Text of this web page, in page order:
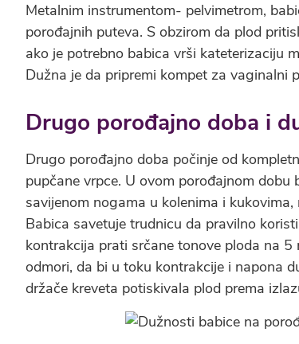
Metalnim instrumentom- pelvimetrom,
porođajnih puteva. S obzirom da plod
ako je potrebno babica vrši kateterizaciju
Dužna je da pripremi kompet za vaginalni
Drugo porođajno doba i
Drugo porođajno doba počinje od
pupčane vrpce. U ovom porođajnom
savijenom nogama u kolenima i
Babica savetuje trudnicu da pravilno
kontrakcija prati srčane tonove ploda na
odmori, da bi u toku kontrakcije i napona
držače kreveta potiskivala plod prema